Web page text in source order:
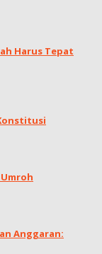
Harus Tepat
Anggaran: